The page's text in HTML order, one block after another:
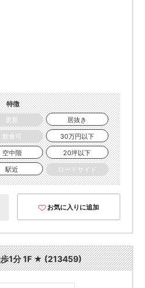
特徴
更新
居抜き
飲食可
30万円以下
空中階
20坪以下
駅近 ロードサイド
お気に入りに追加
歩1分 1F ★ (213459)